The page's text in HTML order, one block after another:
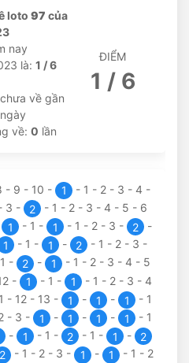
loto 97 của
nay
là: 1 / 6
về gần
ngày
về: 0 lần
ĐIỂM
1 / 6
- 9 - 10 - 1 - 1 - 2 - 3 - 4 -
3 - 2 - 1 - 2 - 3 - 4 - 5 - 6
1 - 1 - 1 - 1 - 2 - 3 - 2
-
1 - 1 - 1 - 2 - 1 - 2 - 3 -
1 - 2 - 1 - 1 - 2 - 3 - 4 - 5
- 1 - 1 - 1 - 1 - 2 - 3 - 4
- 12 - 13 - 1 - 1 - 1 - 1
- 3 - 1 - 1 - 1 - 1 - 1
- 1 - 1 - 2 - 1 - 1 -
2
2 - 1 - 2 - 3 - 1 - 1 - 1 - 2